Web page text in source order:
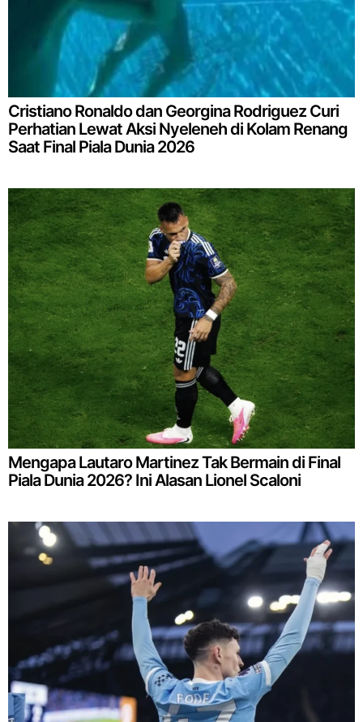
Cristiano Ronaldo dan Georgina Rodriguez Curi
Perhatian Lewat Aksi Nyeleneh di Kolam Renang
Saat Final Piala Dunia 2026
Mengapa Lautaro Martinez Tak Bermain di Final
Piala Dunia 2026? Ini Alasan Lionel Scaloni